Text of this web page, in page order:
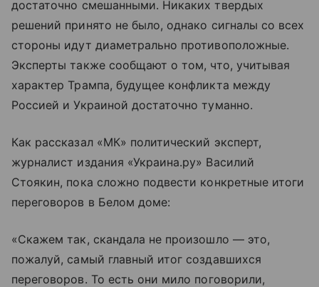
достаточно смешанными. Никаких твердых
решений принято не было, однако сигналы со всех
стороны идут диаметрально противоположные.
Эксперты также сообщают о том, что, учитывая
характер Трампа, будущее конфликта между
Россией и Украиной достаточно туманно.
Как рассказал «МК» политический эксперт,
журналист издания «Украина.ру» Василий
Стоякин, пока сложно подвести конкретные итоги
переговоров в Белом доме:
«Скажем так, скандала не произошло — это,
пожалуй, самый главный итог создавшихся
переговоров. То есть они мило поговорили,